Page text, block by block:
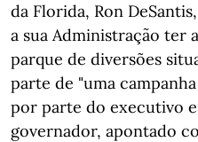
da Florida, Ron
a sua Administração ter
parque de diversões
parte de "uma
por parte do executivo
governador, apontado